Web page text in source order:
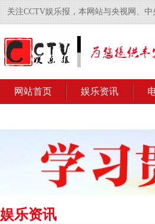
关注CCTV娱乐报，本网站与央视网、中
网站首页 娱乐资讯
娱乐资讯